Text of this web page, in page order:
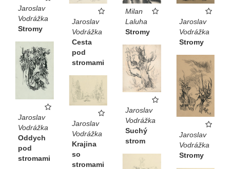
Jaroslav
Vodrážka
Stromy
Jaroslav
Vodrážka
Cesta
pod
stromami
Milan
Laluha
Stromy
Jaroslav
Vodrážka
Stromy
Jaroslav
Vodrážka
Oddych
pod
stromami
Jaroslav
Vodrážka
Suchý
strom
Jaroslav
Vodrážka
Stromy
Jaroslav
Vodrážka
Krajina
so
stromami